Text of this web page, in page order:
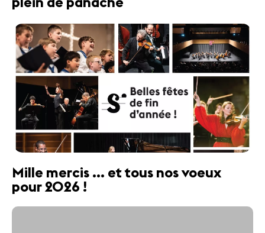
plein de panache
Mille mercis ... et tous nos voeux
pour 2026 !